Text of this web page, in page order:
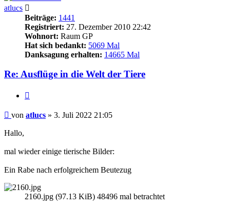
atlucs
Beiträge: 1441
Registriert: 27. Dezember 2010 22:42
Wohnort: Raum GP
Hat sich bedankt: 5069 Mal
Danksagung erhalten: 14665 Mal
Re: Ausflüge in die Welt der Tiere
Beitrag
von atlucs » 3. Juli 2022 21:05
Hallo,
mal wieder einige tierische Bilder:
Ein Rabe nach erfolgreichem Beutezug
2160.jpg (97.13 KiB) 48496 mal betrachtet